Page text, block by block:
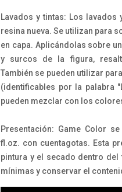
Lavados y tintas: Los
resina nueva. Se utilizan para
en capa. Aplicándolas sobre
y surcos de la figura,
También se pueden utilizar
(identificables por la palabra
pueden mezclar con los
Presentación: Game Color
fl.oz. con cuentagotas. Esta
pintura y el secado dentro
mínimas y conservar el